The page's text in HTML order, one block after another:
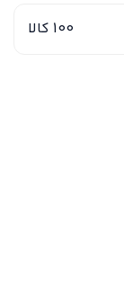
100 کالا